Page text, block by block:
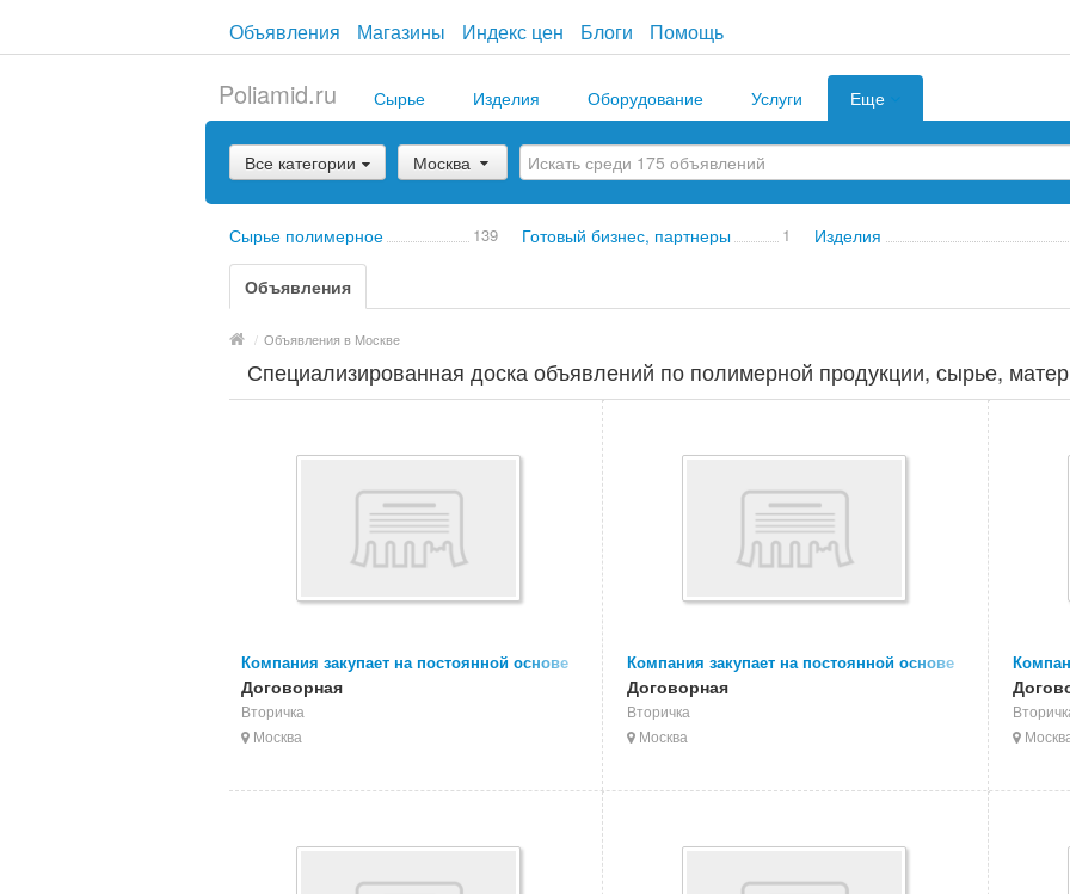
Объявления Магазины Индекс цен Блоги Помощь
Poliamid.ru Сырье Изделия Оборудование Услуги Еще
Все категории Москва
Сырье полимерное 139 Готовый бизнес, партнеры 1 Изделия
Объявления
/ Объявления в Москве
Специализированная доска объявлений по полимерной продукции, сырье,
Компания закупает на постоянной основе
отходы, брак, ПОЛИПРОПИЛЕНА. Пленку
прозрачную и цветную, пле
Договорная
Вторичка
Москва
Компания закупает на постоянной основе
ПВХ мягкий
Договорная
Вторичка
Москва